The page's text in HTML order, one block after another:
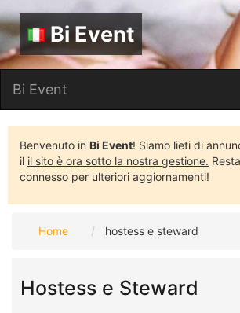
Bi Event
Bi Event
Benvenuto in Bi Event! Siamo lieti di
il il sito è ora sotto la nostra gestione. Resta
connesso per ulteriori aggiornamenti!
Home hostess e steward
Hostess e Steward